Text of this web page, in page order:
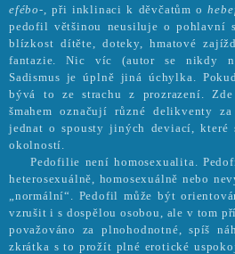
efébo-, při inklinaci k děvčatům o
pedofil většinou neusiluje o pohlavní
blízkost dítěte, doteky, hmatové
fantazie. Nic víc (autor se nikdy
Sadismus je úplně jiná úchylka.
bývá to ze strachu z prozrazení.
šmahem označují různé delikventy
jednat o spousty jiných deviací, které
okolností.
Pedofilie není homosexualita.
heterosexuálně, homosexuálně nebo
„normální“. Pedofil může být
vzrušit i s dospělou osobou, ale v tom
považováno za plnohodnotné, spíš
zkrátka s to prožít plné erotické